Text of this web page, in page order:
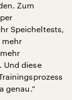
Zum
Speicheltests,
mehr
Und diese
genau.“